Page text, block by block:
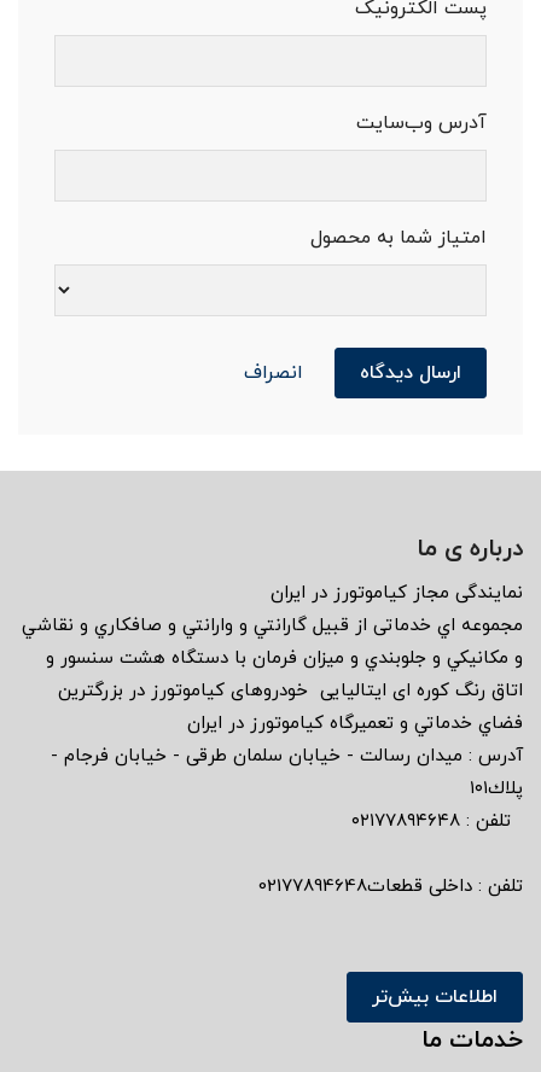
پست الکترونیک
آدرس وب‌سایت
امتیاز شما به محصول
ارسال دیدگاه انصراف
درباره ی ما
نمايندگى مجاز كياموتورز در ايران
مجموعه اي خدماتى از قبيل گارانتي و وارانتي و صافكاري و نقاشي
و مكانيكي و جلوبندي و ميزان فرمان با دستگاه هشت سنسور و
اتاق رنگ كوره اى ايتاليايى خودروهاى كياموتورز در بزرگترين
فضاي خدماتي و تعميرگاه كياموتورز در ايران
آدرس : ميدان رسالت - خيابان سلمان طرقى - خيابان فرجام -
پلاك١٠١
تلفن : ٠٢١٧٧٨٩٤٦٤٨
تلفن : داخلی قطعات02177894648
اطلاعات بیش‌تر
خدمات ما